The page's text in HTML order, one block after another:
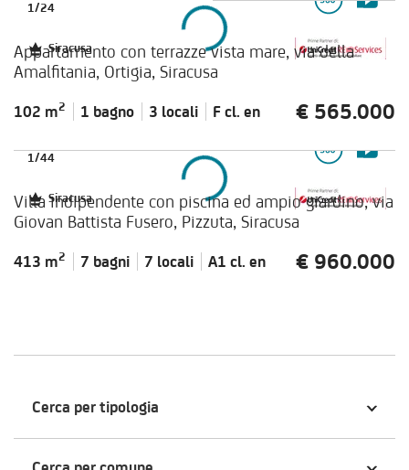
Siracusa
1/24
Appartamento con terrazze vista mare, via della
Amalfitania, Ortigia, Siracusa
102 m2 1 bagno 3 locali F cl. en € 565.000
Siracusa
1/44
Villa indipendente con piscina ed ampio giardino, via
Giovan Battista Fusero, Pizzuta, Siracusa
413 m2 7 bagni 7 locali A1 cl. en € 960.000
Cerca per tipologia